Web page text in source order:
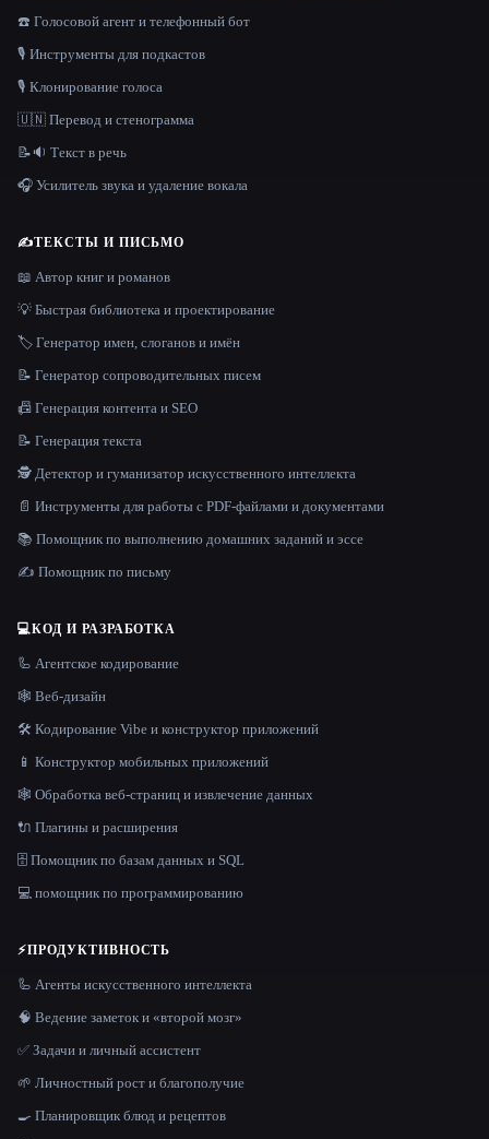
☎️ Голосовой агент и телефонный бот
🎙️ Инструменты для подкастов
🎙️ Клонирование голоса
🇺🇳 Перевод и стенограмма
📝🔉 Текст в речь
🎧 Усилитель звука и удаление вокала
✍️ТЕКСТЫ И ПИСЬМО
📖 Автор книг и романов
💡 Быстрая библиотека и проектирование
🏷️ Генератор имен, слоганов и имён
📝 Генератор сопроводительных писем
📠 Генерация контента и SEO
📝 Генерация текста
🕵️ Детектор и гуманизатор искусственного интеллекта
📄 Инструменты для работы с PDF-файлами и документами
📚 Помощник по выполнению домашних заданий и эссе
✍️ Помощник по письму
💻КОД И РАЗРАБОТКА
🦾 Агентское кодирование
🕸 Веб-дизайн
🛠️ Кодирование Vibe и конструктор приложений
📱 Конструктор мобильных приложений
🕸️ Обработка веб-страниц и извлечение данных
🔌 Плагины и расширения
🗄️ Помощник по базам данных и SQL
💻 помощник по программированию
⚡ПРОДУКТИВНОСТЬ
🦾 Агенты искусственного интеллекта
🧠 Ведение заметок и «второй мозг»
✅ Задачи и личный ассистент
🌱 Личностный рост и благополучие
🍳 Планировщик блюд и рецептов